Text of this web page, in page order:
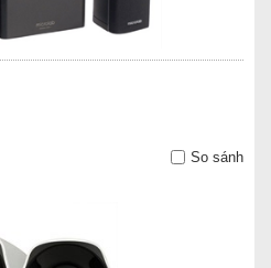
So sánh